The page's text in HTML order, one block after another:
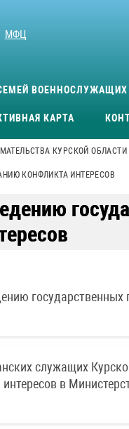
МФЦ
ВОЕННОСЛУЖАЩИХ
КАРТА
КУРСКОЙ ОБЛАСТИ
КОНФЛИКТА ИНТЕРЕСОВ
служащих
в